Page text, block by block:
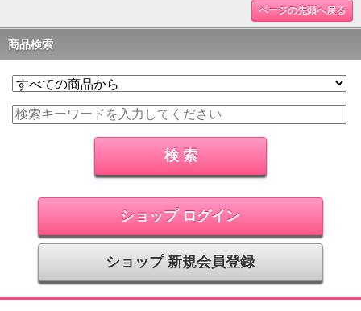
ページの先頭へ戻る
商品検索
ショップ ログイン
ショップ 新規会員登録